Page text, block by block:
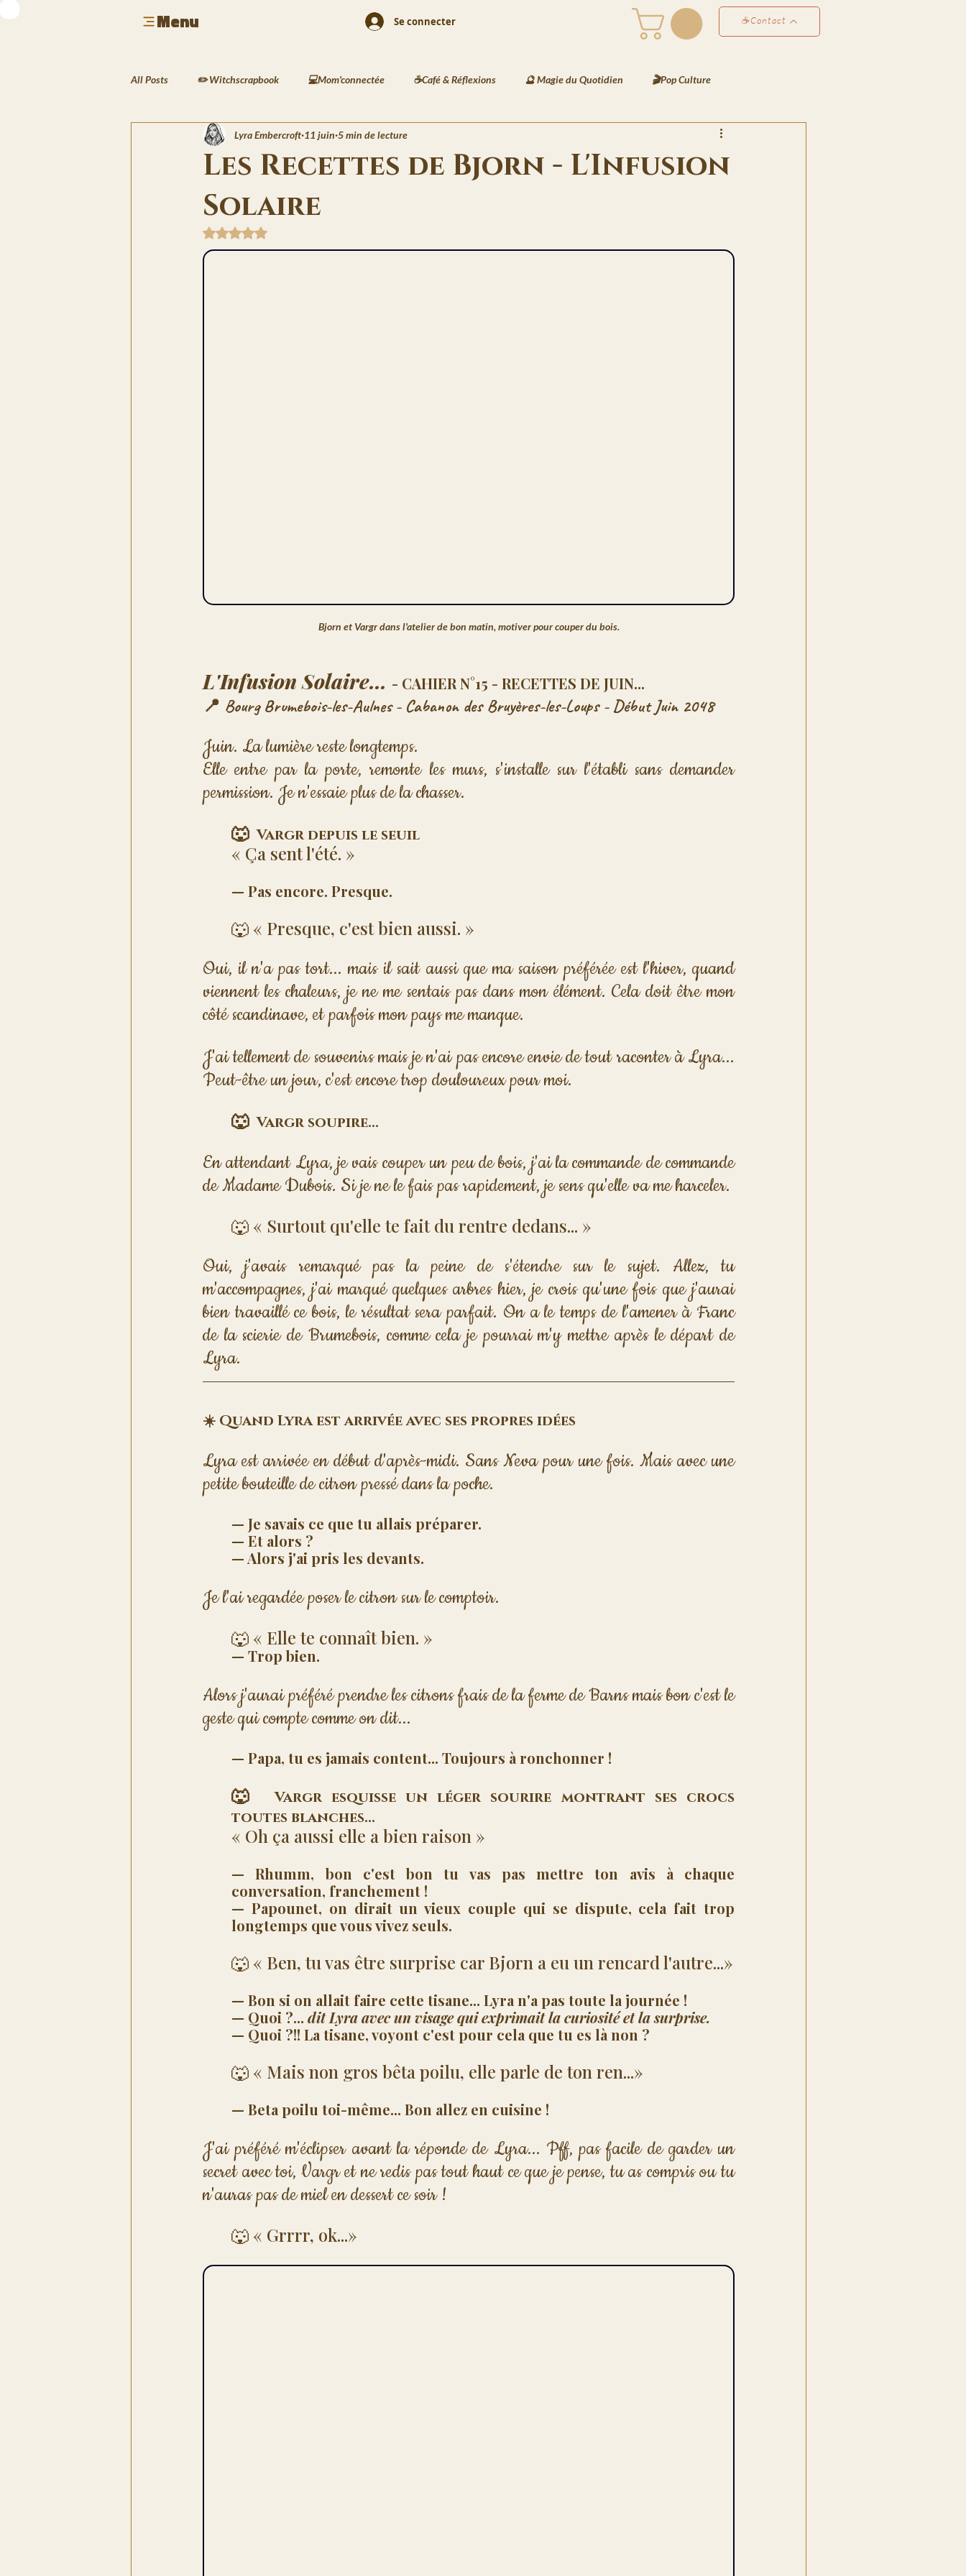
Menu Se connecter ☕Contact
All Posts ✏️ Witchscrapbook 💻Mom'connectée ☕Café & Réflexions 🔮 Magie du Quotidien 🎬Pop Culture
🎮 Geek & Gaming 🎶 Musique & Playlists 🎨 Illustration & Art 🏺 Déco & Atmosphères
🍲 Cuisine & Rituels 🖌️ Activités Enfants
🖋️ Les Écrits de Silas 🌱 Le Carnet des Jardins de Kaia 🔮 Les Messages de Basira ⚔️ Les Recettes de Bjorn
Les Recettes de Bjorn - L'Infusion
Solaire
Lyra Embercroft 11 juin 5 min de lecture
Noté NaN étoiles sur 5.
Bjorn et Vargr dans l'atelier de bon matin, motiver pour couper du bois.
L'Infusion Solaire... - CAHIER N°15 - RECETTES DE JUIN...
📍 Bourg Brumebois-les-Aulnes - Cabanon des Bruyères-les-Loups - Début Juin 2048
Juin. La lumière reste longtemps.
Elle entre par la porte, remonte les murs, s'installe sur l'établi sans demander
permission. Je n'essaie plus de la chasser.
🐺 Vargr depuis le seuil
« Ça sent l'été. »
— Pas encore. Presque.
🐺 « Presque, c'est bien aussi. »
Oui, il n'a pas tort... mais il sait aussi que ma saison préférée est l'hiver, quand
viennent les chaleurs, je ne me sentais pas dans mon élément. Cela doit être mon
côté scandinave, et parfois mon pays me manque.
J'ai tellement de souvenirs mais je n'ai pas encore envie de tout raconter à Lyra...
Peut-être un jour, c'est encore trop douloureux pour moi.
🐺 Vargr soupire...
En attendant Lyra, je vais couper un peu de bois, j'ai la commande de commande
de Madame Dubois. Si je ne le fais pas rapidement, je sens qu'elle va me harceler.
🐺 « Surtout qu'elle te fait du rentre dedans... »
Oui, j'avais remarqué pas la peine de s'étendre sur le sujet. Allez, tu
m'accompagnes, j'ai marqué quelques arbres hier, je crois qu'une fois que j'aurai
bien travaillé ce bois, le résultat sera parfait. On a le temps de l'amener à Franc
de la scierie de Brumebois, comme cela je pourrai m'y mettre après le départ de
Lyra.
☀️ Quand Lyra est arrivée avec ses propres idées
Lyra est arrivée en début d'après-midi. Sans Neva pour une fois. Mais avec une
petite bouteille de citron pressé dans la poche.
— Je savais ce que tu allais préparer.
— Et alors ?
— Alors j'ai pris les devants.
Je l'ai regardée poser le citron sur le comptoir.
🐺 « Elle te connaît bien. »
— Trop bien.
Alors j'aurai préféré prendre les citrons frais de la ferme de Barns mais bon c'est le
geste qui compte comme on dit...
— Papa, tu es jamais content... Toujours à ronchonner !
🐺
Vargr esquisse un léger sourire montrant ses crocs
toutes blanches...
« Oh ça aussi elle a bien raison »
— Rhumm, bon c'est bon tu vas pas mettre ton avis à chaque
conversation, franchement !
— Papounet, on dirait un vieux couple qui se dispute, cela fait trop
longtemps que vous vivez seuls.
🐺 « Ben, tu vas être surprise car Bjorn a eu un rencard l'autre...»
— Bon si on allait faire cette tisane... Lyra n'a pas toute la journée !
— Quoi ?... dit Lyra avec un visage qui exprimait la curiosité et la surprise.
— Quoi ?!! La tisane, voyont c'est pour cela que tu es là non ?
🐺 « Mais non gros bêta poilu, elle parle de ton ren...»
— Beta poilu toi-même... Bon allez en cuisine !
J'ai préféré m'éclipser avant la réponde de Lyra... Pff, pas facile de garder un
secret avec toi, Vargr et ne redis pas tout haut ce que je pense, tu as compris ou tu
n'auras pas de miel en dessert ce soir !
🐺 « Grrrr, ok...»